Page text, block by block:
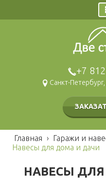
Брусовые дома
Газобетонные дома
Каркасные
Мобильные
Каркасные
Блок контейнеры
Блок-контейнеры
+7
Санкт-
Главная › Гаражи и
Навесы для дома и дачи
НАВЕСЫ